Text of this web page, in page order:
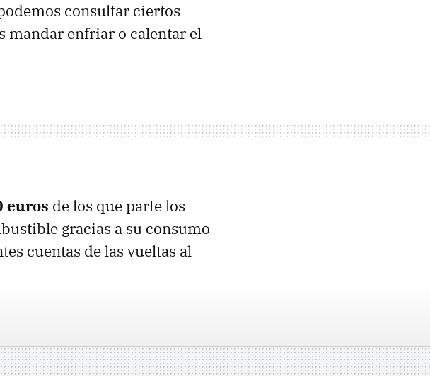
consultar ciertos
mandar enfriar o calentar el
euros de los que parte los
gracias a su consumo
cuentas de las vueltas al